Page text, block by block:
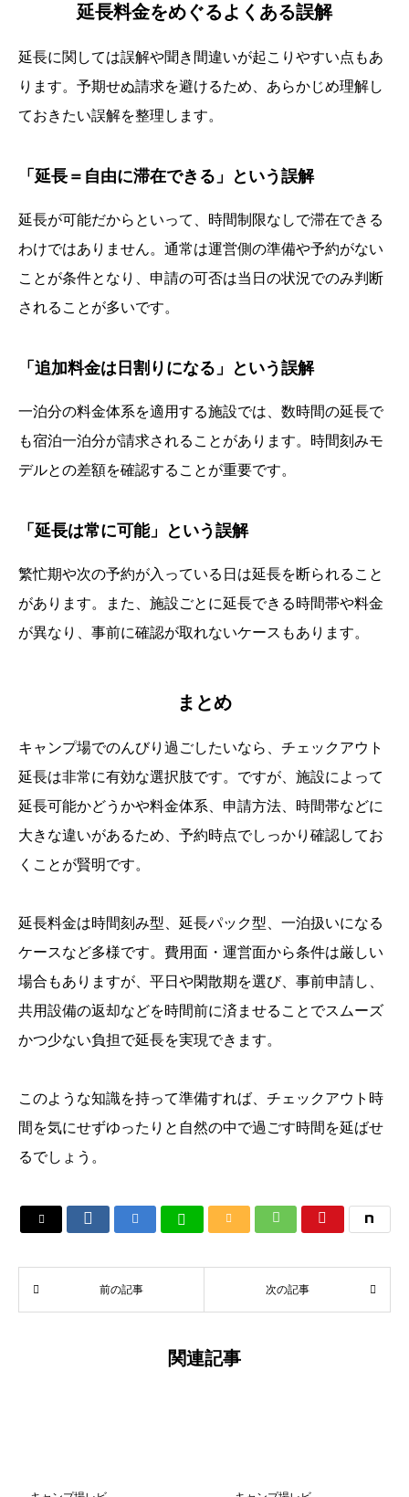
延長料金をめぐるよくある誤解
延長に関しては誤解や聞き間違いが起こりやすい点もあ
ります。予期せぬ請求を避けるため、あらかじめ理解し
ておきたい誤解を整理します。
「延長＝自由に滞在できる」という誤解
延長が可能だからといって、時間制限なしで滞在できる
わけではありません。通常は運営側の準備や予約がない
ことが条件となり、申請の可否は当日の状況でのみ判断
されることが多いです。
「追加料金は日割りになる」という誤解
一泊分の料金体系を適用する施設では、数時間の延長で
も宿泊一泊分が請求されることがあります。時間刻みモ
デルとの差額を確認することが重要です。
「延長は常に可能」という誤解
繁忙期や次の予約が入っている日は延長を断られること
があります。また、施設ごとに延長できる時間帯や料金
が異なり、事前に確認が取れないケースもあります。
まとめ
キャンプ場でのんびり過ごしたいなら、チェックアウト
延長は非常に有効な選択肢です。ですが、施設によって
延長可能かどうかや料金体系、申請方法、時間帯などに
大きな違いがあるため、予約時点でしっかり確認してお
くことが賢明です。
延長料金は時間刻み型、延長パック型、一泊扱いになる
ケースなど多様です。費用面・運営面から条件は厳しい
場合もありますが、平日や閑散期を選び、事前申請し、
共用設備の返却などを時間前に済ませることでスムーズ
かつ少ない負担で延長を実現できます。
このような知識を持って準備すれば、チェックアウト時
間を気にせずゆったりと自然の中で過ごす時間を延ばせ
るでしょう。
     
前の記事 次の記事
関連記事